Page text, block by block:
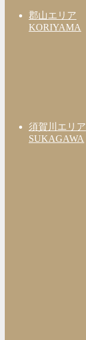
郡山エリア
KORIYAMA
須賀川エリア
SUKAGAWA